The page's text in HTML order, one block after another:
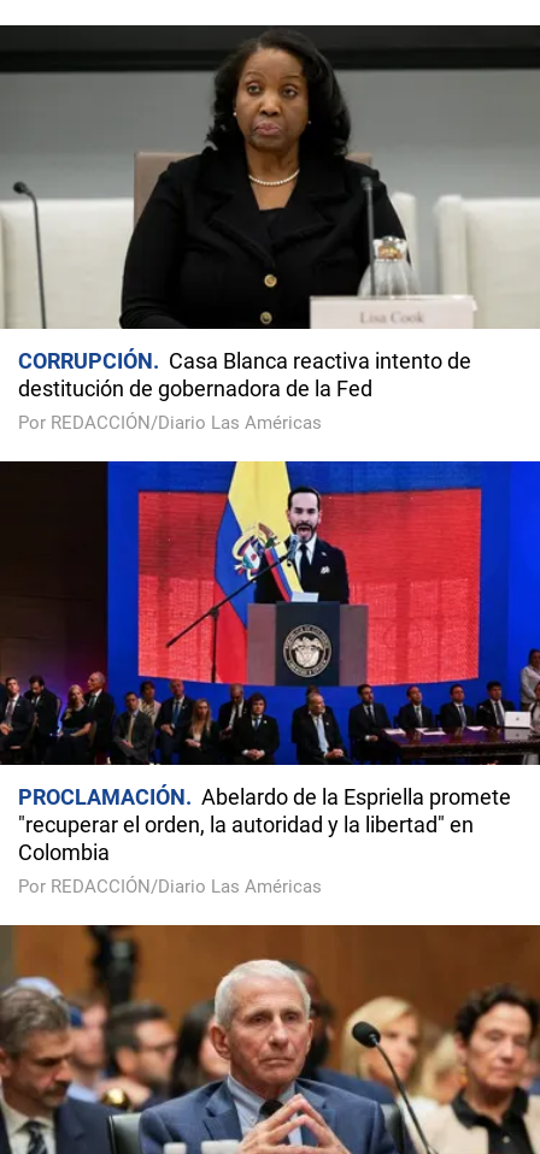
CORRUPCIÓN
Casa Blanca reactiva intento de
destitución de gobernadora de la Fed
Por REDACCIÓN/Diario Las Américas
PROCLAMACIÓN
Abelardo de la Espriella promete
"recuperar el orden, la autoridad y la libertad" en
Colombia
Por REDACCIÓN/Diario Las Américas